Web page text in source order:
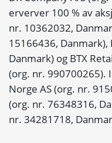
erverver 100 % av
nr. 10362032,
15166436, Danmark),
Danmark) og BTX
(org. nr. 990700265).
Norge AS (org. nr.
(org. nr. 76348316,
nr. 34281718,